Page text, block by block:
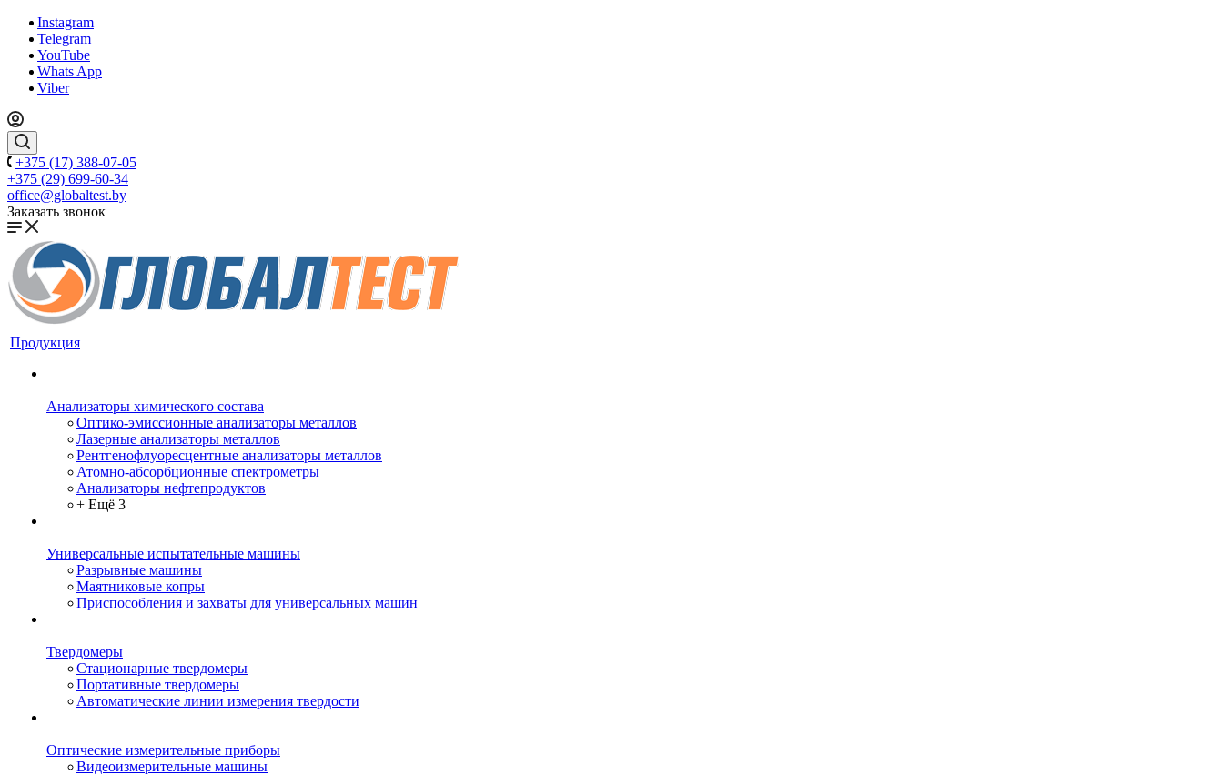
Instagram
Telegram
YouTube
Whats App
Viber
+375 (17) 388-07-05
+375 (29) 699-60-34
office@globaltest.by
Заказать звонок
Продукция
Анализаторы химического состава
Оптико-эмиссионные анализаторы металлов
Лазерные анализаторы металлов
Рентгенофлуоресцентные анализаторы металлов
Атомно-абсорбционные спектрометры
Анализаторы нефтепродуктов
+ Ещё 3
Универсальные испытательные машины
Разрывные машины
Маятниковые копры
Приспособления и захваты для универсальных машин
Твердомеры
Стационарные твердомеры
Портативные твердомеры
Автоматические линии измерения твердости
Оптические измерительные приборы
Видеоизмерительные машины